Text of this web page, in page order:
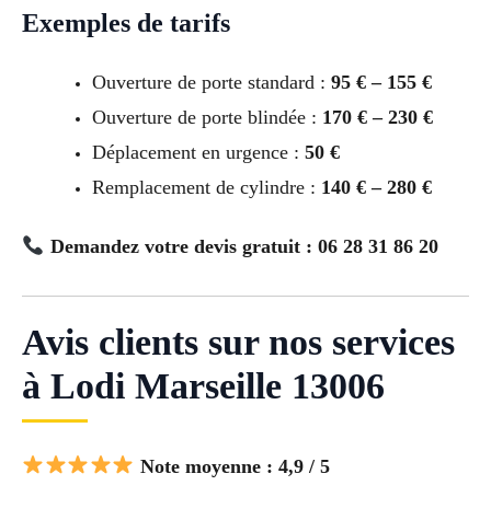
Exemples de tarifs
Ouverture de porte standard : 95 € – 155 €
Ouverture de porte blindée : 170 € – 230 €
Déplacement en urgence : 50 €
Remplacement de cylindre : 140 € – 280 €
Demandez votre devis gratuit : 06 28 31 86 20
Avis clients sur nos services
à Lodi Marseille 13006
Note moyenne : 4,9 / 5